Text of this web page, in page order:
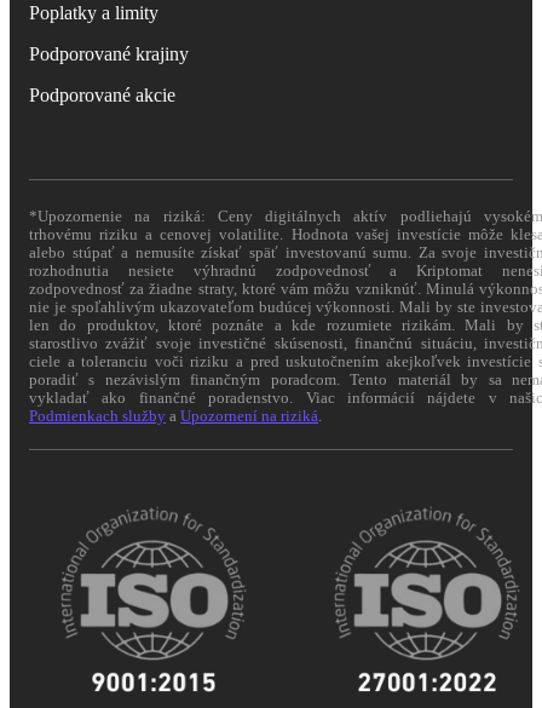
Poplatky a limity
Podporované krajiny
Podporované akcie
*Upozornenie na riziká: Ceny digitálnych aktív podliehajú
trhovému riziku a cenovej volatilite. Hodnota vašej investície môže
alebo stúpať a nemusíte získať späť investovanú sumu. Za svoje
rozhodnutia nesiete výhradnú zodpovednosť a Kriptomat
zodpovednosť za žiadne straty, ktoré vám môžu vzniknúť. Minulá
nie je spoľahlivým ukazovateľom budúcej výkonnosti. Mali by ste
len do produktov, ktoré poznáte a kde rozumiete rizikám. Mali by
starostlivo zvážiť svoje investičné skúsenosti, finančnú situáciu,
ciele a toleranciu voči riziku a pred uskutočnením akejkoľvek investície
poradiť s nezávislým finančným poradcom. Tento materiál by sa
vykladať ako finančné poradenstvo. Viac informácií nájdete v
Podmienkach služby a Upozornení na riziká